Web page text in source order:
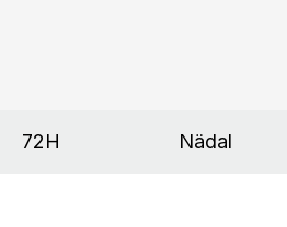
72H Nädal